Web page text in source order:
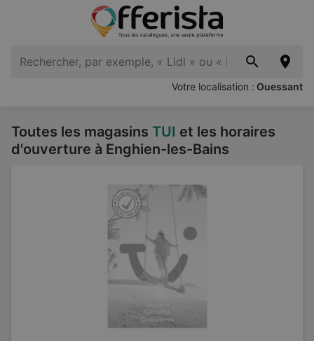
Votre localisation : Ouessant
Toutes les magasins TUI et les horaires
d'ouverture à Enghien-les-Bains